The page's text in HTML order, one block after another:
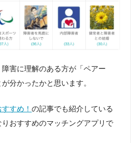
害に理解のある方が「ペアー
分かったかと思います。
すすめ！の記事でも紹介している
おすすめのマッチングアプリで